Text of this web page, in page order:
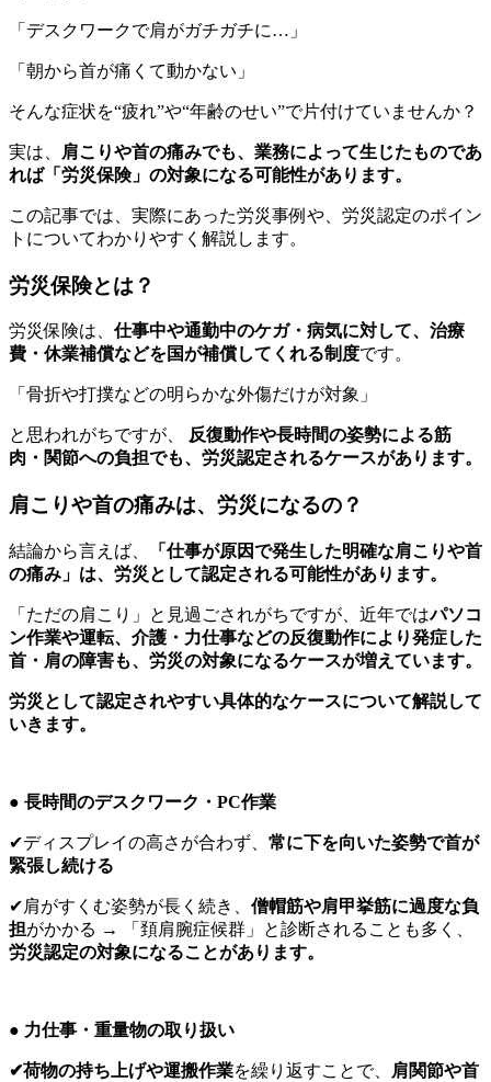
「デスクワークで肩がガチガチに…」
「朝から首が痛くて動かない」
そんな症状を“疲れ”や“年齢のせい”で片付けていませんか？
実は、
肩こりや首の痛みでも、業務によって生じたものであ
れば「労災保険」の対象になる可能性があります。
この記事では、実際にあった労災事例や、労災認定のポイン
トについてわかりやすく解説します。
労災保険とは？
労災保険は、 仕事中や通勤中のケガ・病気に対して、治療
費・休業補償などを国が補償してくれる制度です。
「骨折や打撲などの明らかな外傷だけが対象」
と思われがちですが、
反復動作や長時間の姿勢による筋
肉・関節への負担でも、労災認定されるケースがあります。
肩こりや首の痛みは、労災になるの？
結論から言えば、
「仕事が原因で発生した明確な肩こりや首
の痛み」は、労災として認定される可能性があります。
「ただの肩こり」と見過ごされがちですが、近年ではパソコ
ン作業や運転、介護・力仕事などの反復動作により発症した
首・肩の障害も、労災の対象になるケースが増えています。
労災として認定されやすい具体的なケースについて解説して
いきます。
● 長時間のデスクワーク・PC作業
✔ディスプレイの高さが合わず、 常に下を向いた姿勢で首が
緊張し続ける
✔肩がすくむ姿勢が長く続き、 僧帽筋や肩甲挙筋に過度な負
担がかかる → 「頚肩腕症候群」と診断されることも多く、
労災認定の対象になることがあります。
● 力仕事・重量物の取り扱い
✔荷物の持ち上げや運搬作業を繰り返すことで、
肩関節や首